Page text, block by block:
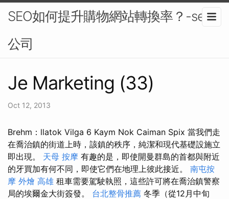
SEO如何提升購物網站轉換率？-seo
公司
Je Marketing (33)
Oct 12, 2013
Brehm：llatok Vilga 6 Kaym Nok Caiman Spix 當我們走
在喬治鎮的街道上時，該鎮的秩序，純潔和現代基礎設施立
即出現。 天母 按摩 有趣的是，即使開曼群島的首都與附近
的牙買加有何不同，即使它們在地理上彼此接近。 南屯按
摩 外燴 高雄 租車需要駕駛執照，這些許可將在喬治鎮警察
局的埃爾金大街簽發。 台北整骨推薦 冬季（從12月中旬